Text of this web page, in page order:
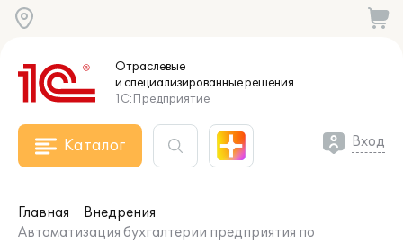
Отраслевые
и специализированныерешения
1С:Предприятие
Каталог Вход
Главная
Внедрения
Автоматизация бухгалтерии предприятия по